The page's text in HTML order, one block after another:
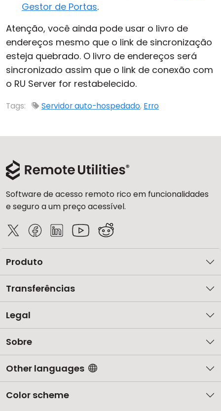
Gestor de Portas.
Atenção, você ainda pode usar o livro de
endereços mesmo que o link de sincronização
esteja quebrado. O livro de endereços será
sincronizado assim que o link de conexão com
o RU Server for restabelecido.
Tags: Servidor auto-hospedado, Erro
Software de acesso remoto rico em funcionalidades
e seguro a um preço acessível.
Produto
Transferências
Legal
Sobre
Other languages
Color scheme